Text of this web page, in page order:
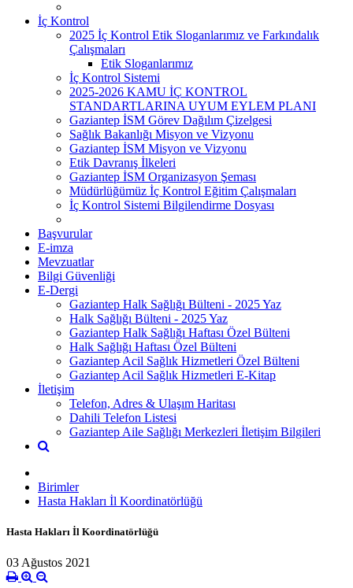
İç Kontrol
2025 İç Kontrol Etik Sloganlarımız ve Farkındalık
Çalışmaları
Etik Sloganlarımız
İç Kontrol Sistemi
2025-2026 KAMU İÇ KONTROL
STANDARTLARINA UYUM EYLEM PLANI
Gaziantep İSM Görev Dağılım Çizelgesi
Sağlık Bakanlığı Misyon ve Vizyonu
Gaziantep İSM Misyon ve Vizyonu
Etik Davranış İlkeleri
Gaziantep İSM Organizasyon Şeması
Müdürlüğümüz İç Kontrol Eğitim Çalışmaları
İç Kontrol Sistemi Bilgilendirme Dosyası
Başvurular
E-imza
Mevzuatlar
Bilgi Güvenliği
E-Dergi
Gaziantep Halk Sağlığı Bülteni - 2025 Yaz
Halk Sağlığı Bülteni - 2025 Yaz
Gaziantep Halk Sağlığı Haftası Özel Bülteni
Halk Sağlığı Haftası Özel Bülteni
Gaziantep Acil Sağlık Hizmetleri Özel Bülteni
Gaziantep Acil Sağlık Hizmetleri E-Kitap
İletişim
Telefon, Adres & Ulaşım Haritası
Dahili Telefon Listesi
Gaziantep Aile Sağlığı Merkezleri İletişim Bilgileri
Birimler
Hasta Hakları İl Koordinatörlüğü
Hasta Hakları İl Koordinatörlüğü
03 Ağustos 2021